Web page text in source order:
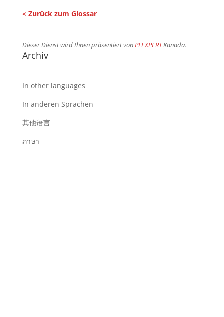
< Zurück zum Glossar
Dieser Dienst wird Ihnen präsentiert vonPLEXPERTKanada.
Archiv
In other languages
In anderen Sprachen
其他语言
ภาษา